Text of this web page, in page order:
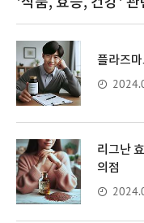
플라즈
리그난
의점